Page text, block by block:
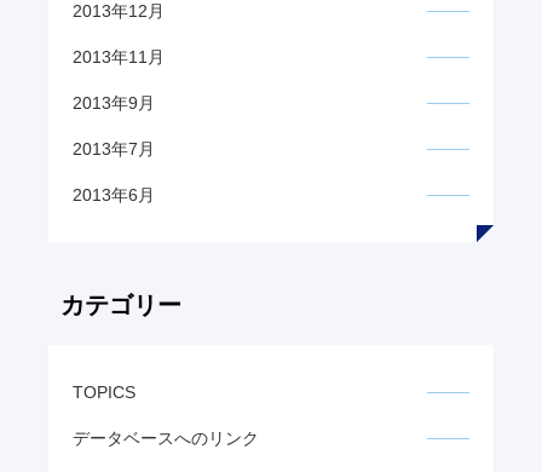
2013年12月
2013年11月
2013年9月
2013年7月
2013年6月
カテゴリー
TOPICS
データベースへのリンク